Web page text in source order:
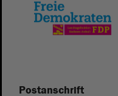
Postanschrift